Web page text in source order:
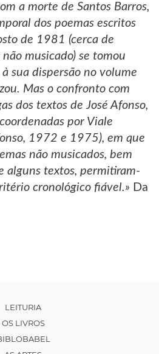
a morte de Santos Barros,
dos poemas escritos
de 1981 (cerca de
musicado) se tomou
sua dispersão no volume
Mas o confronto com
dos textos de José Afonso,
por Viale
1972 e 1975), em que
não musicados, bem
alguns textos, permitiram-
cronológico fiável.» Da
LEITURIA
OS LIVROS